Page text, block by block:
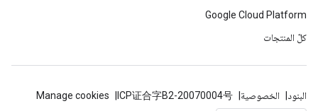
Google Cloud Platform
كلّ المنتجات
البنود الخصوصية ICP证合字B2-20070004号
Manage cookies